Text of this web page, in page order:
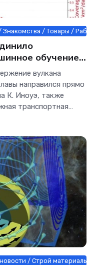
/ Товары /
обучение
лавы -
вулкана
направился прямо
К. Иноуэ, также
транспортная
/ Строй материалы /